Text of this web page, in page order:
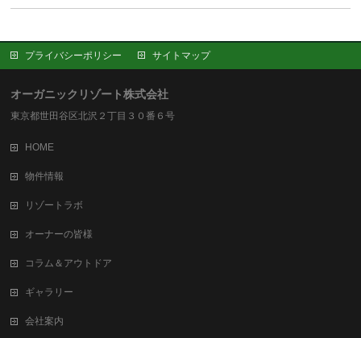
プライバシーポリシー サイトマップ
オーガニックリゾート株式会社
東京都世田谷区北沢２丁目３０番６号
HOME
物件情報
リゾートラボ
オーナーの皆様
コラム＆アウトドア
ギャラリー
会社案内